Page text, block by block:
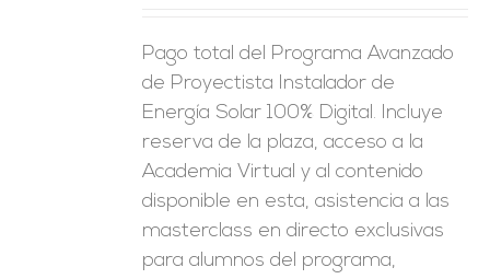
Pago total del Programa Avanzado
de Proyectista Instalador de
Energía Solar 100% Digital. Incluye
reserva de la plaza, acceso a la
Academia Virtual y al contenido
disponible en esta, asistencia a las
masterclass en directo exclusivas
para alumnos del programa,